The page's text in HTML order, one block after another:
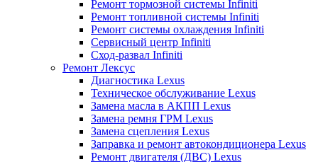
Ремонт тормозной системы Infiniti
Ремонт топливной системы Infiniti
Ремонт системы охлаждения Infiniti
Сервисный центр Infiniti
Сход-развал Infiniti
Ремонт Лексус
Диагностика Lexus
Техническое обслуживание Lexus
Замена масла в АКПП Lexus
Замена ремня ГРМ Lexus
Замена сцепления Lexus
Заправка и ремонт автокондиционера Lexus
Ремонт двигателя (ДВС) Lexus